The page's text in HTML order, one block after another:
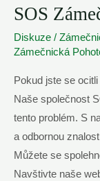
SOS
Diskuze /
Zámečnická
Pokud jste se
Naše společnost
tento problém. S
a odbornou
Můžete se
Navštivte naše